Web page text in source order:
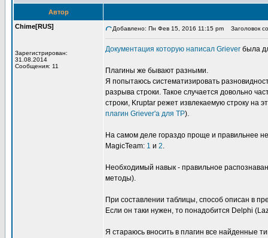
Автор
Chime[RUS]
Зарегистрирован:
31.08.2014
Сообщения: 11
Добавлено: Пн Фев 15, 2016 11:15 pm Заголовок
Документация которую написал Griever была
Плагины же бывают разными.
Я попытаюсь систематизировать
разрыва строки. Такое случается довольно
строки, Kruptar режет извлекаемую строку на
плагин Griever'а для TP).
На самом деле гораздо проще и правильнее
MagicTeam: 1 и 2.
Необходимый навык - правильное
методы).
При составлении таблицы, способ описан в
Если он таки нужен, то понадобится Delphi
Я стараюсь вносить в плагин все найденные